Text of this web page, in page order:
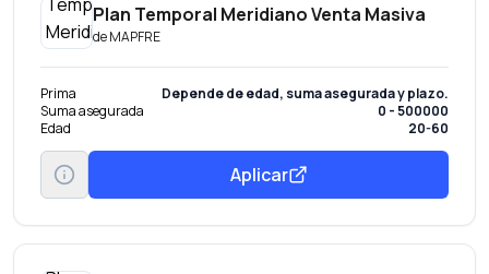
Plan Temporal Meridiano Venta Masiva
deMAPFRE
Prima
Depende de edad, suma asegurada y plazo.
Suma asegurada
0 - 500000
Edad
20-60
Aplicar